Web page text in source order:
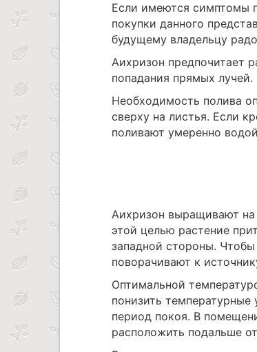
Если имеются симптомы
покупки данного
будущему владельцу
Аихризон предпочитает
попадания прямых лучей.
Необходимость полива
сверху на листья. Если
поливают умеренно
Аихризон выращивают
этой целью растение
западной стороны. Чтобы
поворачивают к
Оптимальной
понизить
период покоя. В
расположить подальше